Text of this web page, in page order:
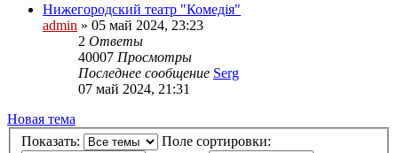
Нижегородский театр "Комедiя"
admin » 05 май 2024, 23:23
2 Ответы
40007 Просмотры
Последнее сообщение Serg
07 май 2024, 21:31
Новая тема
Показать:
Поле сортировки: